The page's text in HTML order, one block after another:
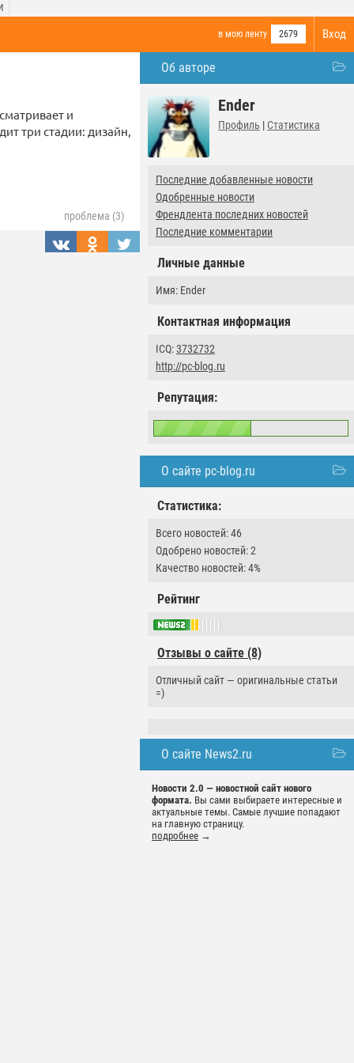
Вход
в мою ленту 2679
Об авторе
Ender
Профиль | Статистика
Последние добавленные новости
Одобренные новости
Френдлента последних новостей
Последние комментарии
Личные данные
Имя: Ender
Контактная информация
ICQ:3732732
http://pc-blog.ru
Репутация:
О сайте pc-blog.ru
Статистика:
Всего новостей: 46
Одобрено новостей: 2
Качество новостей: 4%
Рейтинг
Отзывы о сайте (8)
Отличный сайт — оригинальные статьи
=)
О сайте News2.ru
Новости 2.0 — новостной сайт нового
формата. Вы сами выбираете интересные и
актуальные темы. Самые лучшие попадают
на главную страницу.
подробнее →
и
три стадии: дизайн,
проблема (3)